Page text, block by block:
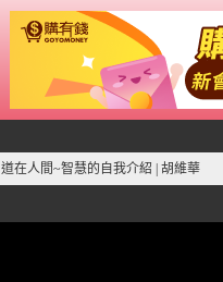
道在人間~智慧的自我介紹 | 胡維華